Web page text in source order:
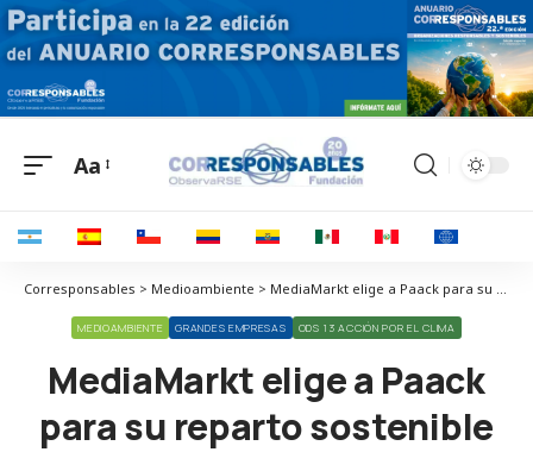
Aa
Corresponsables > Medioambiente > MediaMarkt elige a Paack para su reparto sostenible
MEDIOAMBIENTE GRANDES EMPRESAS ODS 13 ACCIÓN POR EL CLIMA
MediaMarkt elige a Paack
para su reparto sostenible